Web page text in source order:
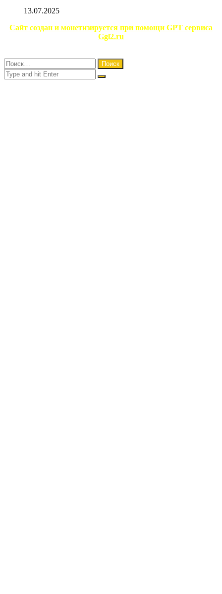
13.07.2025
Facebook
Twitter
WhatsApp
Telegram
Сайт создан и монетизируется при помощи GPT сервиса
Ggl2.ru
Close
Найти:
Close
Search